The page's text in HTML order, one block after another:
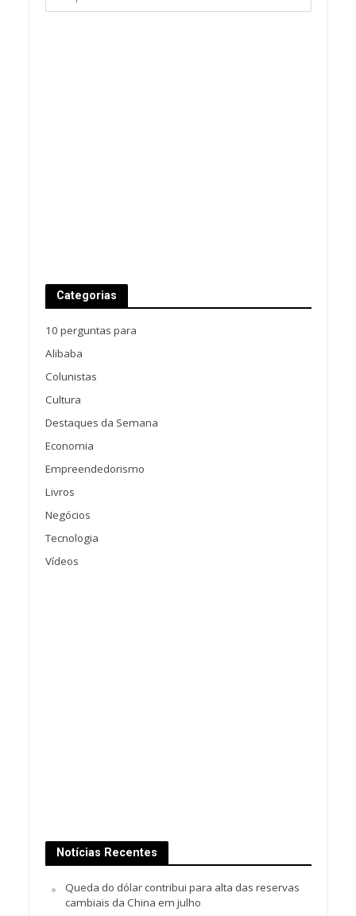
Categorias
10 perguntas para
Alibaba
Colunistas
Cultura
Destaques da Semana
Economia
Empreendedorismo
Livros
Negócios
Tecnologia
Vídeos
Notícias Recentes
Queda do dólar contribui para alta das reservas
cambiais da China em julho